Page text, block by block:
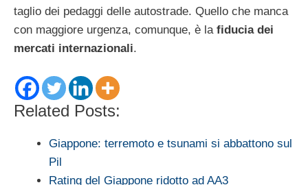
taglio dei pedaggi delle autostrade. Quello che manca
con maggiore urgenza, comunque, è la fiducia dei
mercati internazionali.
Related Posts:
Giappone: terremoto e tsunami si abbattono sul
Pil
Rating del Giappone ridotto ad AA3